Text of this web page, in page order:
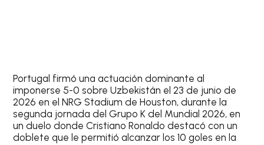
Portugal firmó una actuación dominante al
imponerse 5-0 sobre Uzbekistán el 23 de junio de
2026 en el NRG Stadium de Houston, durante la
segunda jornada del Grupo K del Mundial 2026, en
un duelo donde Cristiano Ronaldo destacó con un
doblete que le permitió alcanzar los 10 goles en la